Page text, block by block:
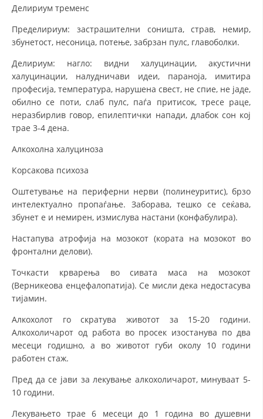
Делириум тременс
Пределириум: застрашителни соништа, страв, немир,
збунетост, несоница, потење, забрзан пулс, главоболки.
Делириум: нагло: видни халуцинации, акустични
халуцинации, налудничави идеи, параноја, имитира
професија, температура, нарушена свест, не спие, не јаде,
обилно се поти, слаб пулс, паѓа притисок, тресе раце,
неразбирлив говор, епилептички напади, длабок сон кој
трае 3-4 дена.
Алкохолна халуциноза
Корсакова психоза
Оштетување на периферни нерви (полинеуритис), брзо
интелектуално пропаѓање. Заборава, тешко се сеќава,
збунет е и немирен, измислува настани (конфабулира).
Настапува атрофија на мозокот (кората на мозокот во
фронтални делови).
Точкасти крварења во сивата маса на мозокот
(Верникеова енцефалопатија). Се мисли дека недостасува
тијамин.
Алкохолот го скратува животот за 15-20 години.
Алкохоличарот од работа во просек изостанува по два
месеци годишно, а во животот губи околу 10 години
работен стаж.
Пред да се јави за лекување алкохоличарот, минуваат 5-
10 години.
Лекувањето трае 6 месеци до 1 година во душевни